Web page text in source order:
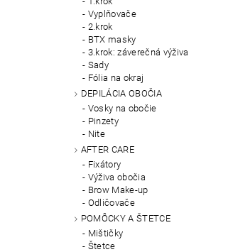
Vyplňovače
2.krok
BTX masky
3.krok: záverečná výživa
Sady
Fólia na okraj
DEPILÁCIA OBOČIA
Vosky na obočie
Pinzety
Nite
AFTER CARE
Fixátory
Výživa obočia
Brow Make-up
Odličovače
POMÔCKY A ŠTETCE
Mištičky
Štetce